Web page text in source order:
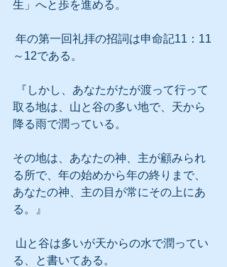
生」へと歩を進める。
～12である。
取る地は、山と谷の多い地で、天から
降る雨で潤っている。
その地は、あなたの神、主が顧みられ
る所で、年の始めから年の終りまで、
あなたの神、主の目が常にその上にあ
る。』
る、と書いてある。